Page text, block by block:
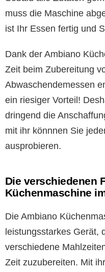
muss die Maschine
ist Ihr Essen fertig und
Dank der Ambiano
Zeit beim Zubereitung
Abwaschendemessen
ein riesiger Vorteil!
dringend die
mit ihr könnnen Sie
ausprobieren.
Die verschiedenen
Küchenmaschine
Die Ambiano
leistungsstarkes Gerät,
verschiedene
Zeit zuzubereiten. Mit